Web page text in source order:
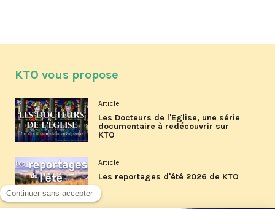
KTO vous propose
Article
Les Docteurs de l'Église, une série
documentaire à redécouvrir sur
KTO
Article
Les reportages d'été 2026 de KTO